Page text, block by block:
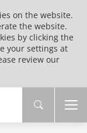
on the website.
the website.
by clicking the
your settings at
review our